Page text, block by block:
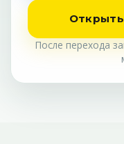
После перехода